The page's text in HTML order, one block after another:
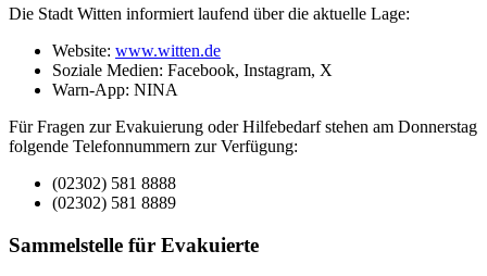
Die Stadt Witten informiert laufend über die aktuelle Lage:
Website: www.witten.de
Soziale Medien: Facebook, Instagram, X
Warn-App: NINA
Für Fragen zur Evakuierung oder Hilfebedarf stehen am Donnerstag
folgende Telefonnummern zur Verfügung:
(02302) 581 8888
(02302) 581 8889
Sammelstelle für Evakuierte